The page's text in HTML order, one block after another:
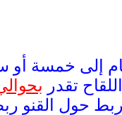
إلى خمسة أو
تقدر
حول القنو